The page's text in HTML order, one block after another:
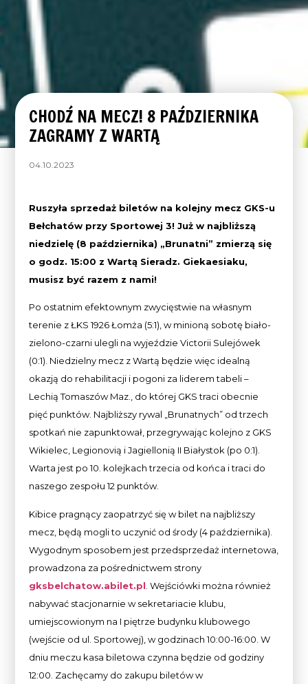
CHODŹ NA MECZ! 8 PAŹDZIERNIKA
ZAGRAMY Z WARTĄ
04.10.2023
Ruszyła sprzedaż biletów na kolejny mecz GKS-u
Bełchatów przy Sportowej 3! Już w najbliższą
niedzielę (8 października) „Brunatni” zmierzą się
o godz. 15:00 z Wartą Sieradz. Giekaesiaku,
musisz być razem z nami!
Po ostatnim efektownym zwycięstwie na własnym
terenie z ŁKS 1926 Łomża (5:1), w minioną sobotę biało-
zielono-czarni ulegli na wyjeździe Victorii Sulejówek
(0:1). Niedzielny mecz z Wartą będzie więc idealną
okazją do rehabilitacji i pogoni za liderem tabeli –
Lechią Tomaszów Maz., do której GKS traci obecnie
pięć punktów. Najbliższy rywal „Brunatnych” od trzech
spotkań nie zapunktował, przegrywając kolejno z GKS
Wikielec, Legionovią i Jagiellonią II Białystok (po 0:1).
Warta jest po 10. kolejkach trzecia od końca i traci do
naszego zespołu 12 punktów.
Kibice pragnący zaopatrzyć się w bilet na najbliższy
mecz, będą mogli to uczynić od środy (4 października).
Wygodnym sposobem jest przedsprzedaż internetowa,
prowadzona za pośrednictwem strony
gksbelchatow.abilet.pl . Wejściówki można również
nabywać stacjonarnie w sekretariacie klubu,
umiejscowionym na I piętrze budynku klubowego
(wejście od ul. Sportowej), w godzinach 10:00-16:00. W
dniu meczu kasa biletowa czynna będzie od godziny
12:00. Zachęcamy do zakupu biletów w